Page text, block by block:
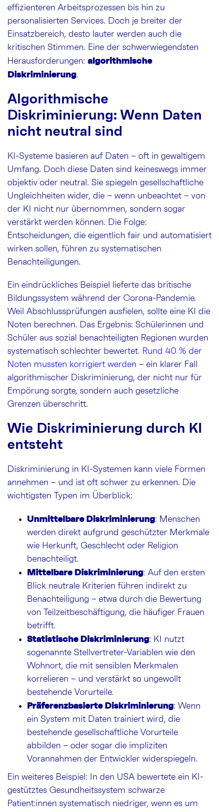
effizienteren Arbeitsprozessen bis hin zu
personalisierten Services. Doch je breiter der
Einsatzbereich, desto lauter werden auch die
kritischen Stimmen. Eine der schwerwiegendsten
Herausforderungen: algorithmische
Diskriminierung.
Algorithmische
Diskriminierung: Wenn Daten
nicht neutral sind
KI-Systeme basieren auf Daten – oft in gewaltigem
Umfang. Doch diese Daten sind keineswegs immer
objektiv oder neutral. Sie spiegeln gesellschaftliche
Ungleichheiten wider, die – wenn unbeachtet – von
der KI nicht nur übernommen, sondern sogar
verstärkt werden können. Die Folge:
Entscheidungen, die eigentlich fair und automatisiert
wirken sollen, führen zu systematischen
Benachteiligungen.
Ein eindrückliches Beispiel lieferte das britische
Bildungssystem während der Corona-Pandemie.
Weil Abschlussprüfungen ausfielen, sollte eine KI die
Noten berechnen. Das Ergebnis: Schülerinnen und
Schüler aus sozial benachteiligten Regionen wurden
systematisch schlechter bewertet. Rund 40 % der
Noten mussten korrigiert werden – ein klarer Fall
algorithmischer Diskriminierung, der nicht nur für
Empörung sorgte, sondern auch gesetzliche
Grenzen überschritt.
Wie Diskriminierung durch KI
entsteht
Diskriminierung in KI-Systemen kann viele Formen
annehmen – und ist oft schwer zu erkennen. Die
wichtigsten Typen im Überblick:
Unmittelbare Diskriminierung: Menschen
werden direkt aufgrund geschützter Merkmale
wie Herkunft, Geschlecht oder Religion
benachteiligt.
Mittelbare Diskriminierung: Auf den ersten
Blick neutrale Kriterien führen indirekt zu
Benachteiligung – etwa durch die Bewertung
von Teilzeitbeschäftigung, die häufiger Frauen
betrifft.
Statistische Diskriminierung: KI nutzt
sogenannte Stellvertreter-Variablen wie den
Wohnort, die mit sensiblen Merkmalen
korrelieren – und verstärkt so ungewollt
bestehende Vorurteile.
Präferenzbasierte Diskriminierung: Wenn
ein System mit Daten trainiert wird, die
bestehende gesellschaftliche Vorurteile
abbilden – oder sogar die impliziten
Vorannahmen der Entwickler widerspiegeln.
Ein weiteres Beispiel: In den USA bewertete ein KI-
gestütztes Gesundheitssystem schwarze
Patient:innen systematisch niedriger, wenn es um